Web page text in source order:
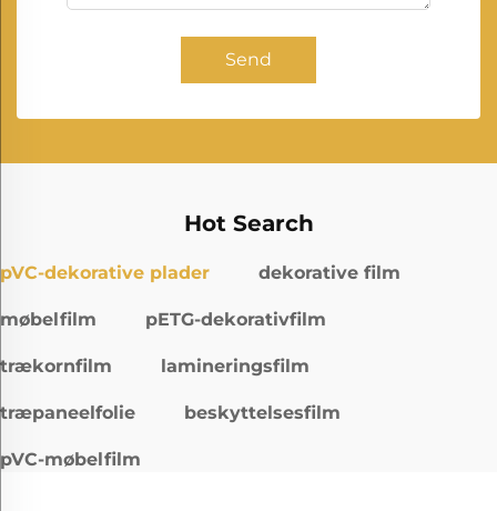
Send
Hot Search
pVC-dekorative plader dekorative film
møbelfilm pETG-dekorativfilm
trækornfilm lamineringsfilm
træpaneelfolie beskyttelsesfilm
pVC-møbelfilm